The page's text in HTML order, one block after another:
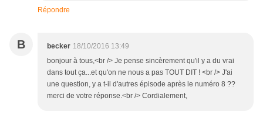
Répondre
B becker 18/10/2016 13:49
bonjour à tous,<br /> Je pense sincèrement qu'il y a du vrai
dans tout ça...et qu'on ne nous a pas TOUT DIT ! <br /> J'ai
une question, y a t-il d'autres épisode après le numéro 8 ??
merci de votre réponse.<br /> Cordialement,